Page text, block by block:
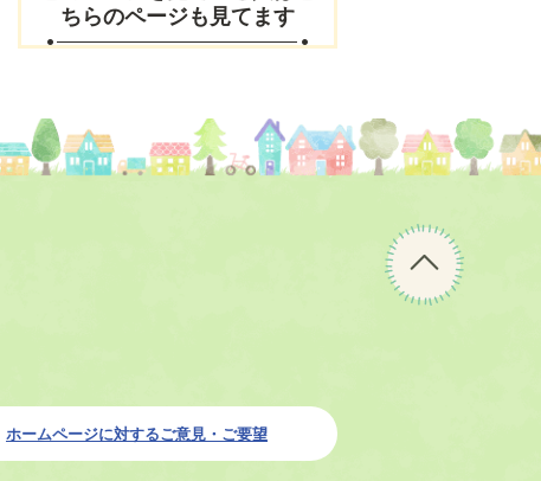
ちらのページも見てます
ペ
ー
ジ
の
ホームページに対するご意見・ご要望